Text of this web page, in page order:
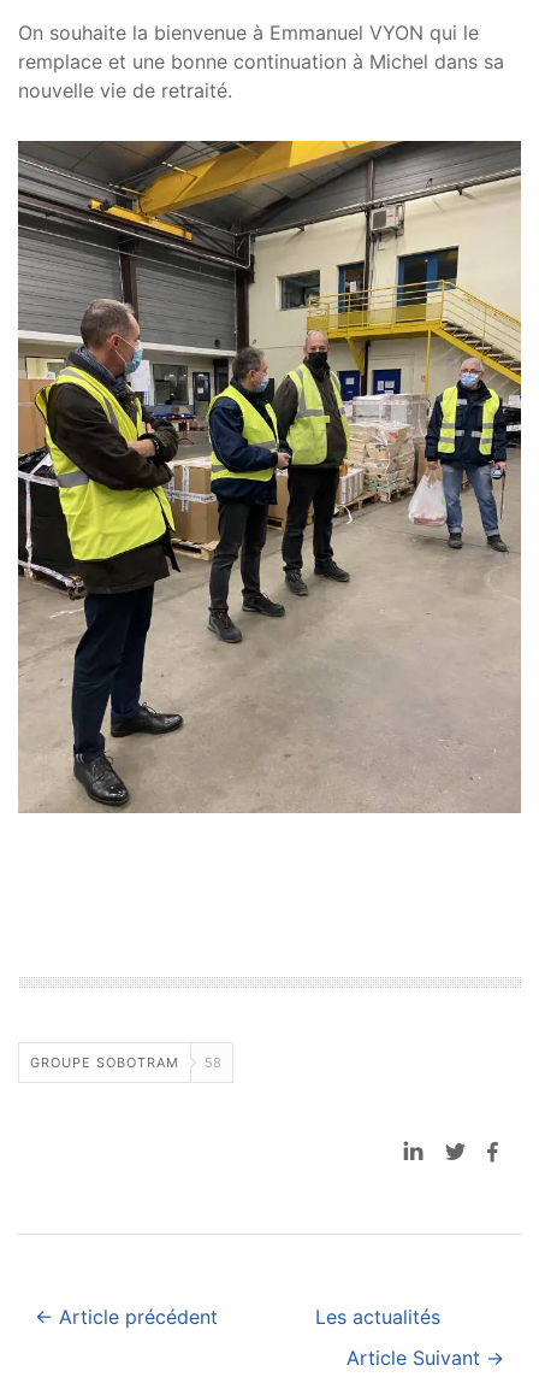
On souhaite la bienvenue à Emmanuel VYON qui le
remplace et une bonne continuation à Michel dans sa
nouvelle vie de retraité.
GROUPE SOBOTRAM 58
← Article précédent
Les actualités
Article Suivant →